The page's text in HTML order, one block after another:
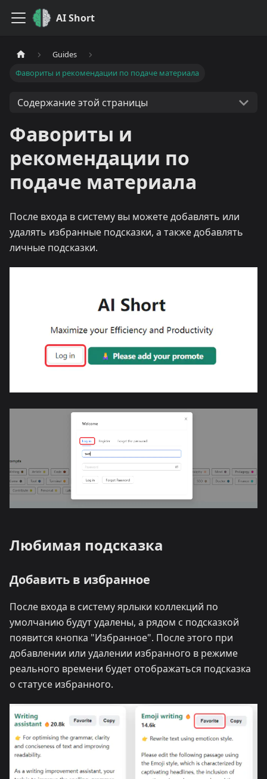
AI Short
Guides
Фавориты и рекомендации по подаче материала
Содержание этой страницы
Фавориты и
рекомендации по
подаче материала
После входа в систему вы можете добавлять или
удалять избранные подсказки, а также добавлять
личные подсказки.
Любимая подсказка
Добавить в избранное
После входа в систему ярлыки коллекций по
умолчанию будут удалены, а рядом с подсказкой
появится кнопка "Избранное". После этого при
добавлении или удалении избранного в режиме
реального времени будет отображаться подсказка
о статусе избранного.